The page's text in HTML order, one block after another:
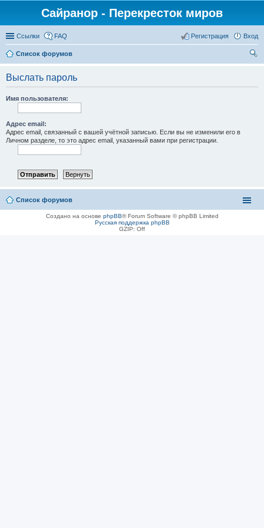
Сайранор - Перекресток миров
Ссылки FAQ Вход
Регистрация
Список форумов
Выслать пароль
Имя пользователя:
Адрес email:
Адрес email, связанный с вашей учётной записью. Если вы не изменили его в
Личном разделе, то это адрес email, указанный вами при регистрации.
Список форумов
Создано на основе phpBB® Forum Software © phpBB Limited
Русская поддержка phpBB
GZIP: Off